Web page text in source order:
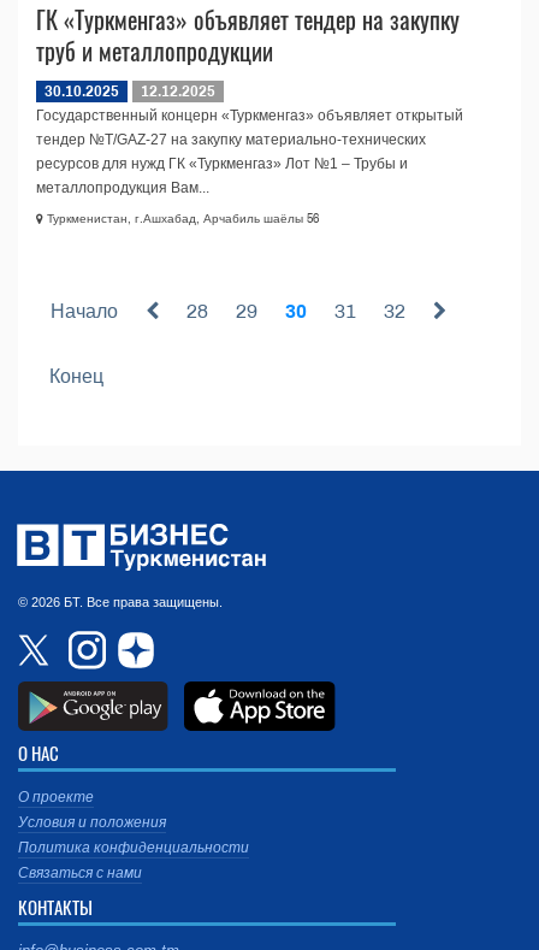
ГК «Туркменгаз» объявляет тендер на закупку
труб и металлопродукции
30.10.2025
12.12.2025
Государственный концерн «Туркменгаз» объявляет открытый
тендер №T/GAZ-27 на закупку материально-технических
ресурсов для нужд ГК «Туркменгаз» Лот №1 – Трубы и
металлопродукция Вам...
Туркменистан, г.Ашхабад, Арчабиль шаёлы 56
Начало 28 29 30 31 32
Конец
© 2026 БТ. Все права защищены.
О НАС
О проекте
Условия и положения
Политика конфиденциальности
Связаться с нами
КОНТАКТЫ